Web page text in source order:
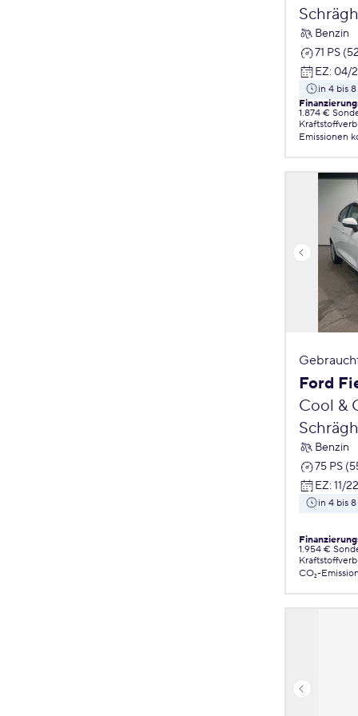
Benzin
71 PS
EZ: 04/
in 4 bis
1.874 €
Emissionen
Ford
Cool &
Benzin
75 PS
EZ: 11/22
in 4 bis
1.954 €
CO₂-